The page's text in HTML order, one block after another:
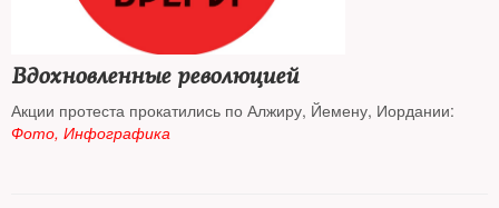
Вдохновленные революцией
Акции протеста прокатились по Алжиру, Йемену, Иордании:
Фото, Инфографика